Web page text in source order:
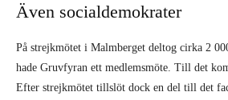
Även socialdemokrater
På strejkmötet i Malmberget deltog cirka 2
hade Gruvfyran ett medlemsmöte. Till det
Efter strejkmötet tillslöt dock en del till det